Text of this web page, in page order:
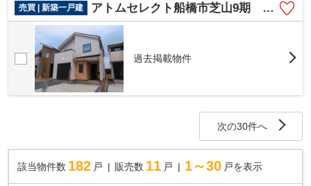
売買 | 新築一戸建 アトムセレクト船橋市芝山9期 3号棟
過去掲載物件
次の30件へ
該当物件数 182 戸 販売数 11 戸 1～30 戸を表示